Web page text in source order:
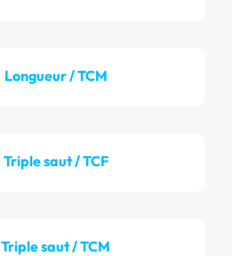
Longueur / TCM
Triple saut / TCF
Triple saut / TCM